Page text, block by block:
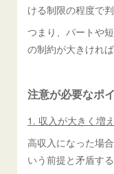
ける制限の程度で判
つまり、パートや
の制約が大きけれ
注意が必要なポ
1. 収入が大きく増
高収入になった場
いう前提と矛盾す